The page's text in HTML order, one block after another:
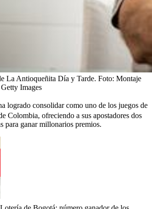
La Antioqueñita Día y Tarde. Foto: Montaje
Images
logrado consolidar como uno de los juegos de
Colombia, ofreciendo a sus apostadores dos
para ganar millonarios premios.